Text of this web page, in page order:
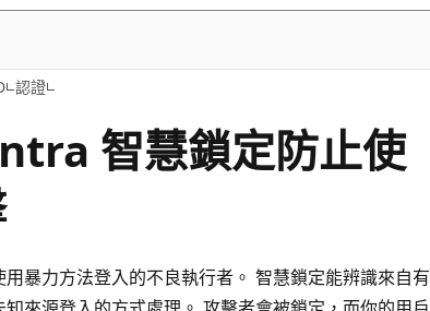
認證
智慧鎖定防止使
暴力方法登入的不良執行者。 智慧鎖定能辨識來自有